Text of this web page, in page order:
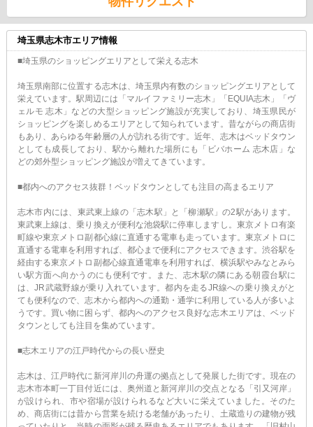
埼玉県志木市エリア情報
■埼玉県のショッピングエリアとして栄える志木
埼玉県南部に位置する志木は、埼玉県内有数のショッピングエリアとして
栄えています。駅周辺には「マルイファミリー志木」「EQUIA志木」「ヴ
ェルモ 志木」などの大型ショッピング施設が充実しており、埼玉県民が
ショッピングを楽しめるエリアとして知られています。昔ながらの商店街
もあり、あらゆる年齢層の人が訪れる街です。近年、志木はベッドタウン
としても成長しており、駅から離れた場所にも「ビバホーム 志木店」な
どの郊外型ショッピング施設が増えてきています。
■都内へのアクセス抜群！ベッドタウンとしても注目の高まるエリア
志木市内には、東武東上線の「志木駅」と「柳瀬駅」の2駅があります。
東武東上線は、乗り換えが便利な池袋駅に停車しますし。東京メトロ有楽
町線や東京メトロ副都心線に直通する電車も走っています。東京メトロに
直通する電車を利用すれば、都心まで便利にアクセスできます。渋谷駅を
経由する東京メトロ副都心線直通電車を利用すれば、横浜駅やみなとみら
い駅方面へ向かうのにも便利です。また、志木駅の隣にある朝霞台駅に
は、JR武蔵野線が乗り入れています。都内を走るJR線への乗り換えがと
ても便利なので、志木から都内への通勤・通学に利用している人が多いよ
うです。買い物に困らず、都内へのアクセス良好な志木エリアは、ベッド
タウンとしても注目を集めています。
■志木エリアの江戸時代からの長い歴史
志木は、江戸時代に新河岸川の舟運の拠点として発展した街です。現在の
志木市本町一丁目付近には、奥州道と新河岸川の交点となる「引又河岸」
が設けられ、市や宿場が設けられるなど大いに栄えていました。そのた
め、商店街には昔から営業を続ける老舗があったり、土蔵造りの建物が残